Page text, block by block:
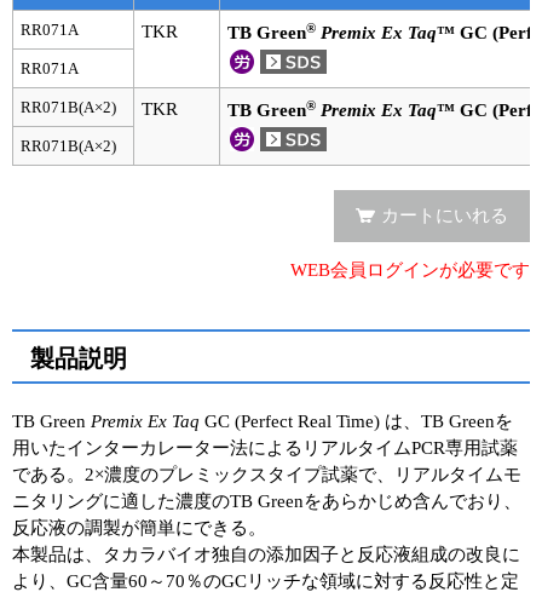
エピジェネティクス実験ガイド
RNAi実験ガイド
アプリケーションノート
Q&A
RR071A TKR TB Green® Premix Ex Taq™ GC
RR071A
RR071B(A×2) TKR TB Green® Premix Ex Taq™ GC
RR071B(A×2)
カートにいれる
WEB会員ログインが必要です
製品説明
TB Green Premix Ex Taq GC (Perfect Real Time) は、TB Greenを
用いたインターカレーター法によるリアルタイムPCR専用試薬
である。2×濃度のプレミックスタイプ試薬で、リアルタイムモ
ニタリングに適した濃度のTB Greenをあらかじめ含んでおり、
反応液の調製が簡単にできる。
本製品は、タカラバイオ独自の添加因子と反応液組成の改良に
より、GC含量60～70％のGCリッチな領域に対する反応性と定